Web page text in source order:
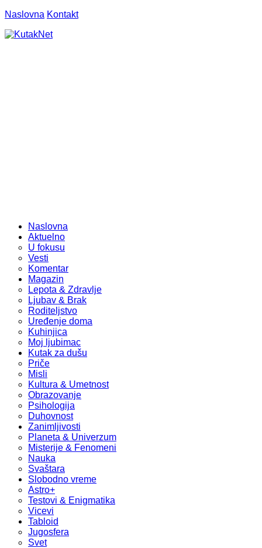
Naslovna Kontakt
Naslovna
Aktuelno
U fokusu
Vesti
Komentar
Magazin
Lepota & Zdravlje
Ljubav & Brak
Roditeljstvo
Uređenje doma
Kuhinjica
Moj ljubimac
Kutak za dušu
Priče
Misli
Kultura & Umetnost
Obrazovanje
Psihologija
Duhovnost
Zanimljivosti
Planeta & Univerzum
Misterije & Fenomeni
Nauka
Svaštara
Slobodno vreme
Astro+
Testovi & Enigmatika
Vicevi
Tabloid
Jugosfera
Svet